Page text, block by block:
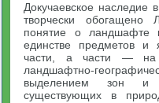
Докучаевское наследие
творчески
понятие о ландшафте
единстве предметов и
части, а части — на
ландшафтно-
выделением зон и
существующих в